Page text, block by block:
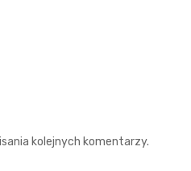
kolejnych komentarzy.